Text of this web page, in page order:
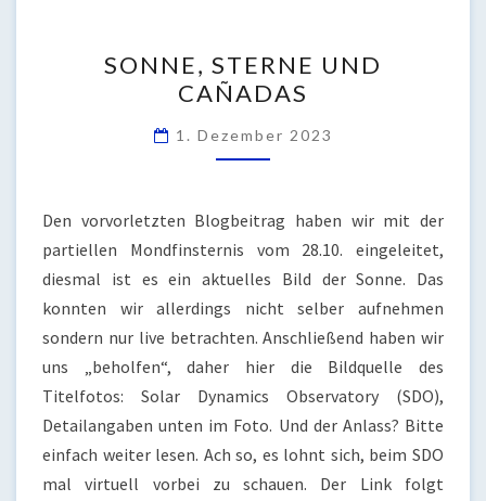
STERNE
UND
CAÑADAS
SONNE, STERNE UND
CAÑADAS
1. Dezember 2023
Den vorvorletzten Blogbeitrag haben wir mit der
partiellen Mondfinsternis vom 28.10. eingeleitet,
diesmal ist es ein aktuelles Bild der Sonne. Das
konnten wir allerdings nicht selber aufnehmen
sondern nur live betrachten. Anschließend haben wir
uns „beholfen“, daher hier die Bildquelle des
Titelfotos: Solar Dynamics Observatory (SDO),
Detailangaben unten im Foto. Und der Anlass? Bitte
einfach weiter lesen. Ach so, es lohnt sich, beim SDO
mal virtuell vorbei zu schauen. Der Link folgt